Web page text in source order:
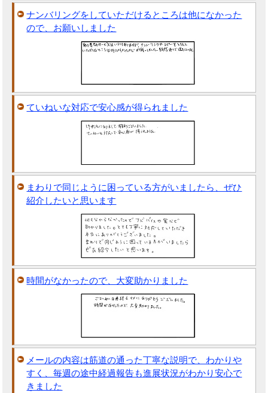
ナンバリングをしていただけるところは他になかった
ので、お願いしました
ていねいな対応で安心感が得られました
まわりで同じように困っている方がいましたら、ぜひ
紹介したいと思います
時間がなかったので、大変助かりました
メールの内容は筋道の通った丁寧な説明で、わかりや
すく、毎週の途中経過報告も進展状況がわかり安心で
きました